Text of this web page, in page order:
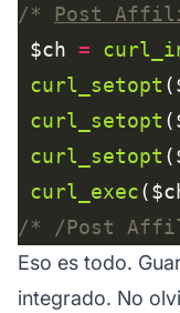
/* Post
$ch =
curl_setopt
curl_setopt
curl_setopt
curl_exec
/* /Post
Eso es todo.
integrado. No